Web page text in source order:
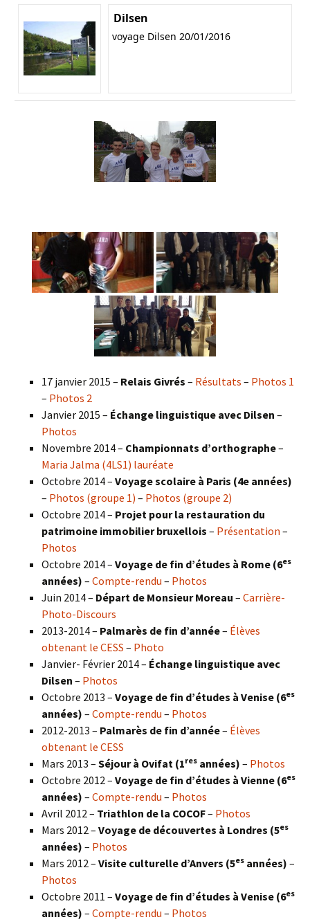
Dilsen
voyage Dilsen 20/01/2016
17 janvier 2015 – Relais Givrés – Résultats – Photos 1
– Photos 2
Janvier 2015 – Échange linguistique avec Dilsen –
Photos
Novembre 2014 – Championnats d’orthographe–
Maria Jalma (4LS1) lauréate
Octobre 2014 – Voyage scolaire à Paris (4e années)
– Photos (groupe 1) – Photos (groupe 2)
Octobre 2014 – Projet pour la restauration du
patrimoine immobilier bruxellois – Présentation –
Photos
Octobre 2014 – Voyage de fin d’études à Rome (6es
années) – Compte-rendu – Photos
Juin 2014 – Départ de Monsieur Moreau – Carrière-
Photo-Discours
2013-2014 – Palmarès de fin d’année– Élèves
obtenant le CESS – Photo
Janvier- Février 2014 – Échange linguistique avec
Dilsen – Photos
Octobre 2013 – Voyage de fin d’études à Venise (6es
années) – Compte-rendu – Photos
2012-2013 – Palmarès de fin d’année– Élèves
obtenant le CESS
Mars 2013 – Séjour à Ovifat (1res années) – Photos
Octobre 2012 – Voyage de fin d’études à Vienne (6es
années) – Compte-rendu – Photos
Avril 2012 – Triathlon de la COCOF– Photos
Mars 2012 – Voyage de découvertes à Londres (5es
années) – Photos
Mars 2012 – Visite culturelle d’Anvers (5es années) –
Photos
Octobre 2011 – Voyage de fin d’études à Venise (6es
années) – Compte-rendu – Photos